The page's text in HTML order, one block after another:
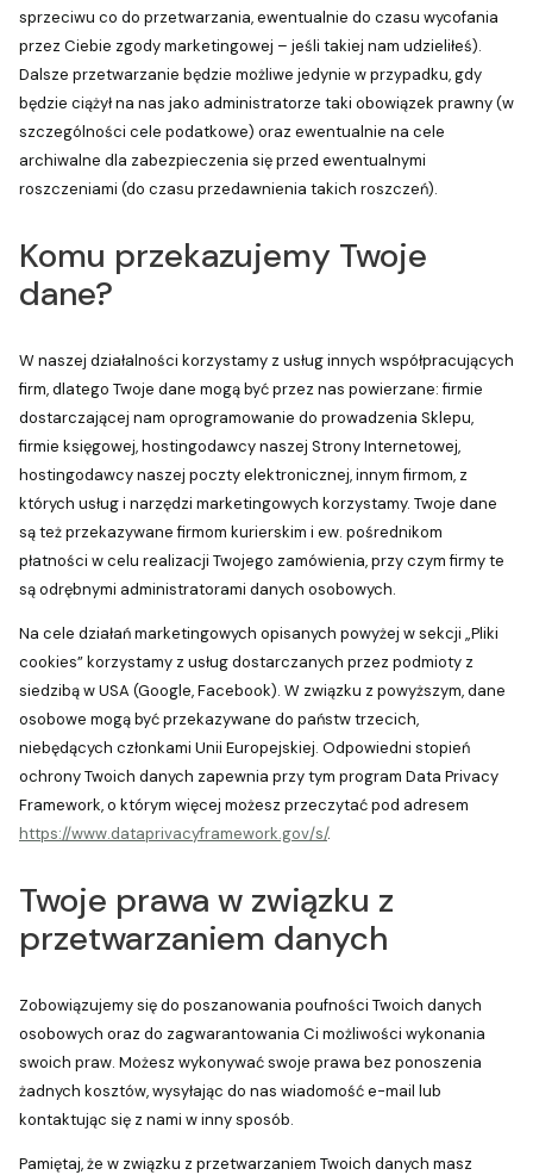
sprzeciwu co do przetwarzania, ewentualnie do czasu wycofania
przez Ciebie zgody marketingowej – jeśli takiej nam udzieliłeś).
Dalsze przetwarzanie będzie możliwe jedynie w przypadku, gdy
będzie ciążył na nas jako administratorze taki obowiązek prawny (w
szczególności cele podatkowe) oraz ewentualnie na cele
archiwalne dla zabezpieczenia się przed ewentualnymi
roszczeniami (do czasu przedawnienia takich roszczeń).
Komu przekazujemy Twoje
dane?
W naszej działalności korzystamy z usług innych współpracujących
firm, dlatego Twoje dane mogą być przez nas powierzane: firmie
dostarczającej nam oprogramowanie do prowadzenia Sklepu,
firmie księgowej, hostingodawcy naszej Strony Internetowej,
hostingodawcy naszej poczty elektronicznej, innym firmom, z
których usług i narzędzi marketingowych korzystamy. Twoje dane
są też przekazywane firmom kurierskim i ew. pośrednikom
płatności w celu realizacji Twojego zamówienia, przy czym firmy te
są odrębnymi administratorami danych osobowych.
Na cele działań marketingowych opisanych powyżej w sekcji „Pliki
cookies” korzystamy z usług dostarczanych przez podmioty z
siedzibą w USA (Google, Facebook). W związku z powyższym, dane
osobowe mogą być przekazywane do państw trzecich,
niebędących członkami Unii Europejskiej. Odpowiedni stopień
ochrony Twoich danych zapewnia przy tym program Data Privacy
Framework, o którym więcej możesz przeczytać pod adresem
https://www.dataprivacyframework.gov/s/.
Twoje prawa w związku z
przetwarzaniem danych
Zobowiązujemy się do poszanowania poufności Twoich danych
osobowych oraz do zagwarantowania Ci możliwości wykonania
swoich praw. Możesz wykonywać swoje prawa bez ponoszenia
żadnych kosztów, wysyłając do nas wiadomość e-mail lub
kontaktując się z nami w inny sposób.
Pamiętaj, że w związku z przetwarzaniem Twoich danych masz